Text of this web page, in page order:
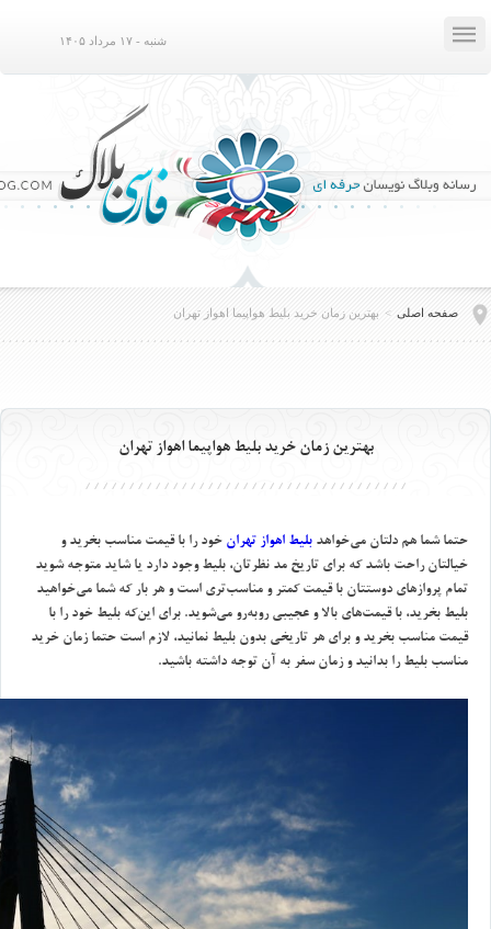
 شنبه - ۱۷ مرداد ۱۴۰۵
صفحه اصلی > بهترين زمان خريد بليط هواپيما اهواز تهران
بهترين زمان خريد بليط هواپيما اهواز تهران
حتما شما هم دلتان مي‌خواهد بليط اهواز تهران خود را با قيمت مناسب بخريد و
خيالتان راحت باشد كه براي تاريخ مد نظرتان، بليط وجود دارد يا شايد متوجه شويد
تمام پروازهاي دوستتان با قيمت كمتر و مناسب‌تري است و هر بار كه شما مي‌خواهيد
بليط بخريد، با قيمت‌هاي بالا و عجيبي روبه‌رو مي‌شويد. براي اين‌كه بليط خود را با
قيمت مناسب بخريد و براي هر تاريخي بدون بليط نمانيد، لازم است حتما زمان خريد
مناسب بليط را بدانيد و زمان سفر به آن توجه داشته‌ باشيد.